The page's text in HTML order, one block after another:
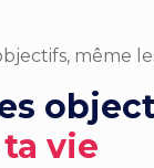
même
vie